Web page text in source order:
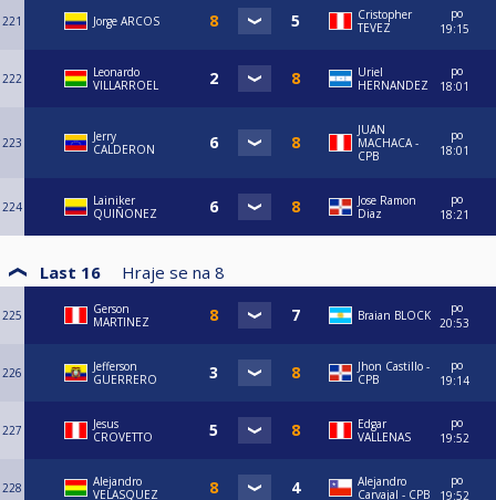
221 Jorge ARCOS
Cristopher
TEVEZ
po
19:15
222
Leonardo
VILLARROEL
Uriel
HERNANDEZ
po
18:01
223
Jerry
CALDERON
JUAN
MACHACA -
CPB
po
18:01
224
Lainiker
QUIÑONEZ
Jose Ramon
Diaz
po
18:21
Last 16 Hraje se na 8
225
Gerson
MARTINEZ
Braian BLOCK
po
20:53
226
Jefferson
GUERRERO
Jhon Castillo -
CPB
po
19:14
227
Jesus
CROVETTO
Edgar
VALLENAS
po
19:52
228
Alejandro
VELASQUEZ
⁠Alejandro
Carvajal - CPB
po
19:52